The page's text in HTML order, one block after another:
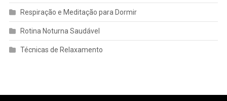
Respiração e Meditação para Dormir
Rotina Noturna Saudável
Técnicas de Relaxamento